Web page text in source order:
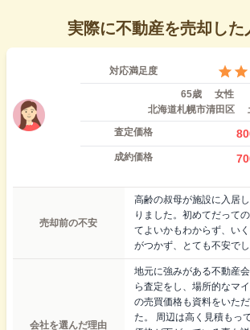
実際に不動産を売却した
対応満足度
65歳
女性
北海道札幌市清田区
査定価格
成約価格
売却前の不安
高齢の叔母が施設に入居
りました。初めてだって
てよいかもわからず、い
がつかず、とても不安でし
会社を選んだ理由
地元に強みがある不動産
ら査定をし、場所的なマ
の売買価格も資料をいた
た。 周辺は高く見積もっ